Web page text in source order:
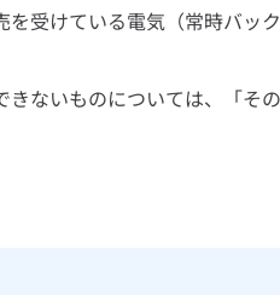
受けている電気（常時バ
ないものについては、「そ